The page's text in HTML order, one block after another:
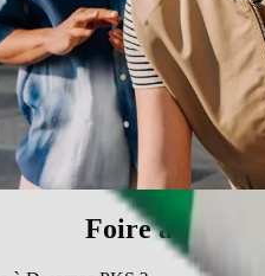
équipée d'un siège enfant.
les animaux.
sont accessibles aux
Economy.
Foire aux